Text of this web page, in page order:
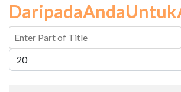
Display #